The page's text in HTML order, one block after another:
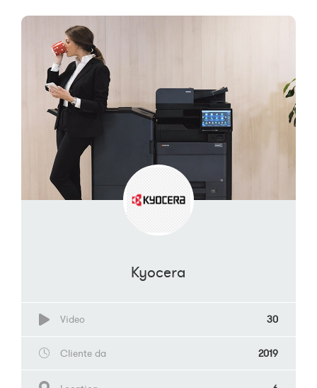
Kyocera
Video 30
Cliente da 2019